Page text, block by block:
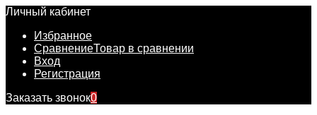
Личный кабинет
Избранное
СравнениеТовар в сравнении
Вход
Регистрация
Заказать звонок0